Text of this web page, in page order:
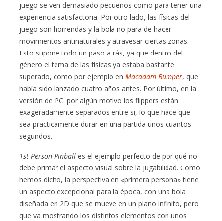
juego se ven demasiado pequeños como para tener una
experiencia satisfactoria. Por otro lado, las físicas del
juego son horrendas y la bola no para de hacer
movimientos antinaturales y atravesar ciertas zonas.
Esto supone todo un paso atrás, ya que dentro del
género el tema de las físicas ya estaba bastante
superado, como por ejemplo enMacadam Bumper, que
había sido lanzado cuatro años antes. Por último, en la
versión de PC. por algún motivo los flippers están
exageradamente separados entre sí, lo que hace que
sea practicamente durar en una partida unos cuantos
segundos.
1st Person Pinball es el ejemplo perfecto de por qué no
debe primar el aspecto visual sobre la jugabilidad. Como
hemos dicho, la perspectiva en «primera persona» tiene
un aspecto excepcional para la época, con una bola
diseñada en 2D que se mueve en un plano infinito, pero
que va mostrando los distintos elementos con unos